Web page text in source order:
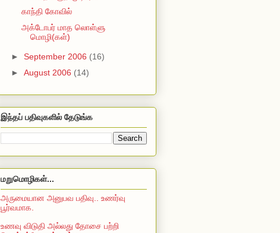
காந்தி கோவில்
அக்டோபர் மாத லொள்ளு
மொழி(கள்)
► September 2006 (16)
► August 2006 (14)
இந்தப் பதிவுகளில் தேடுங்க
மறுமொழிகள்...
அருமையான அனுபவ பதிவு.. உணர்வு
பூர்வமாக.
உணவு விடுதி அல்லது தோசை பற்றி